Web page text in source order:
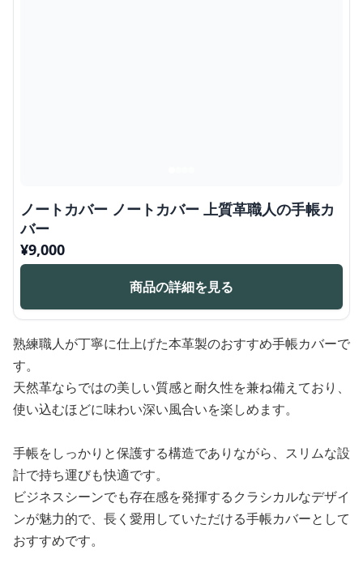
ノートカバー ノートカバー 上質革職人の手帳カ
バー
¥9,000
商品の詳細を見る
熟練職人が丁寧に仕上げた本革製のおすすめ手帳カバーで
す。
天然革ならではの美しい質感と耐久性を兼ね備えており、
使い込むほどに味わい深い風合いを楽しめます。
手帳をしっかりと保護する構造でありながら、スリムな設
計で持ち運びも快適です。
ビジネスシーンでも存在感を発揮するクラシカルなデザイ
ンが魅力的で、長く愛用していただける手帳カバーとして
おすすめです。